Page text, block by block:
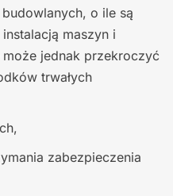
o ile są
maszyn i
jednak przekroczyć
trwałych
zabezpieczenia